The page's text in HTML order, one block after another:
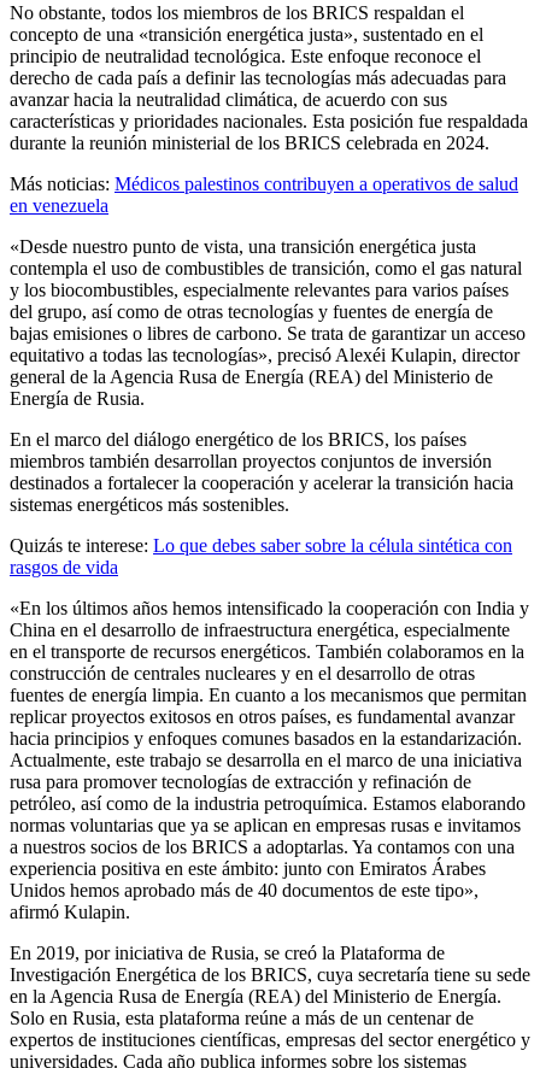
No obstante, todos los miembros de los BRICS respaldan el
concepto de una «transición energética justa», sustentado en el
principio de neutralidad tecnológica. Este enfoque reconoce el
derecho de cada país a definir las tecnologías más adecuadas para
avanzar hacia la neutralidad climática, de acuerdo con sus
características y prioridades nacionales. Esta posición fue respaldada
durante la reunión ministerial de los BRICS celebrada en 2024.
Más noticias: Médicos palestinos contribuyen a operativos de salud
en venezuela
«Desde nuestro punto de vista, una transición energética justa
contempla el uso de combustibles de transición, como el gas natural
y los biocombustibles, especialmente relevantes para varios países
del grupo, así como de otras tecnologías y fuentes de energía de
bajas emisiones o libres de carbono. Se trata de garantizar un acceso
equitativo a todas las tecnologías», precisó Alexéi Kulapin, director
general de la Agencia Rusa de Energía (REA) del Ministerio de
Energía de Rusia.
En el marco del diálogo energético de los BRICS, los países
miembros también desarrollan proyectos conjuntos de inversión
destinados a fortalecer la cooperación y acelerar la transición hacia
sistemas energéticos más sostenibles.
Quizás te interese: Lo que debes saber sobre la célula sintética con
rasgos de vida
«En los últimos años hemos intensificado la cooperación con India y
China en el desarrollo de infraestructura energética, especialmente
en el transporte de recursos energéticos. También colaboramos en la
construcción de centrales nucleares y en el desarrollo de otras
fuentes de energía limpia. En cuanto a los mecanismos que permitan
replicar proyectos exitosos en otros países, es fundamental avanzar
hacia principios y enfoques comunes basados en la estandarización.
Actualmente, este trabajo se desarrolla en el marco de una iniciativa
rusa para promover tecnologías de extracción y refinación de
petróleo, así como de la industria petroquímica. Estamos elaborando
normas voluntarias que ya se aplican en empresas rusas e invitamos
a nuestros socios de los BRICS a adoptarlas. Ya contamos con una
experiencia positiva en este ámbito: junto con Emiratos Árabes
Unidos hemos aprobado más de 40 documentos de este tipo»,
afirmó Kulapin.
En 2019, por iniciativa de Rusia, se creó la Plataforma de
Investigación Energética de los BRICS, cuya secretaría tiene su sede
en la Agencia Rusa de Energía (REA) del Ministerio de Energía.
Solo en Rusia, esta plataforma reúne a más de un centenar de
expertos de instituciones científicas, empresas del sector energético y
universidades. Cada año publica informes sobre los sistemas